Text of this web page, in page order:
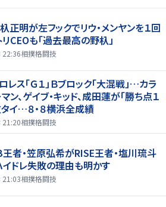
杁正明が左フックでリウ・メンヤンを１回
リCEOも「過去最高の野杁」
相撲格闘技
ス「Ｇ１」Ｂブロック「大混戦」…カラ
ン、ゲイブ・キッド、成田蓮が「勝ち点１
タイ…８・８横浜全成績
相撲格闘技
王者・笠原弘希がRISE王者・塩川琉斗
イドレ失敗の理由も明かす
相撲格闘技